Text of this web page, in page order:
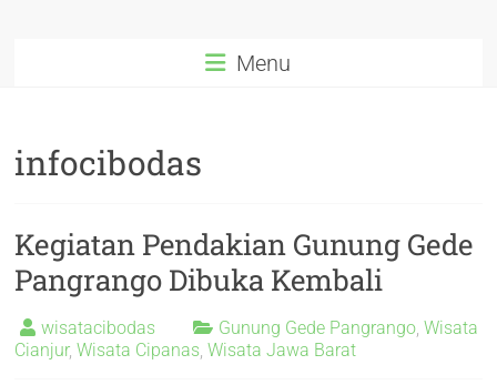
Menu
infocibodas
Kegiatan Pendakian Gunung Gede
Pangrango Dibuka Kembali
wisatacibodas Gunung Gede Pangrango,Wisata
Cianjur,Wisata Cipanas,Wisata Jawa Barat